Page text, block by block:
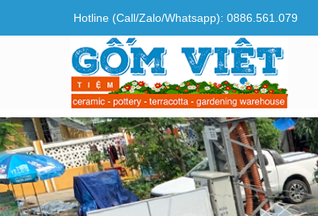
Hotline (Call/Zalo/Whatsapp): 0886.561.079